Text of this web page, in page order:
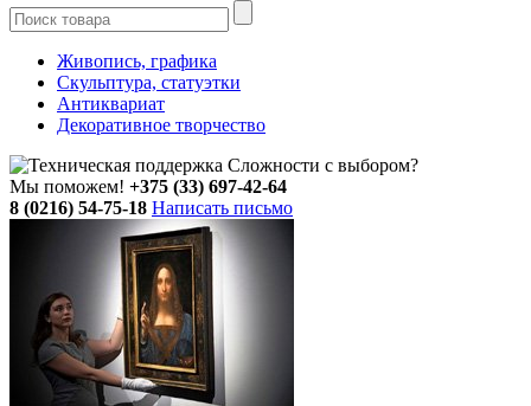
Живопись, графика
Скульптура, статуэтки
Антиквариат
Декоративное творчество
Сложности с выбором?
Мы поможем! +375 (33) 697-42-64
8 (0216) 54-75-18 Написать письмо